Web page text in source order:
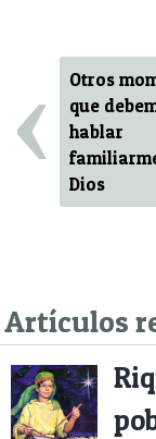
‹
Otros
que
hablar
Dios
Artículos